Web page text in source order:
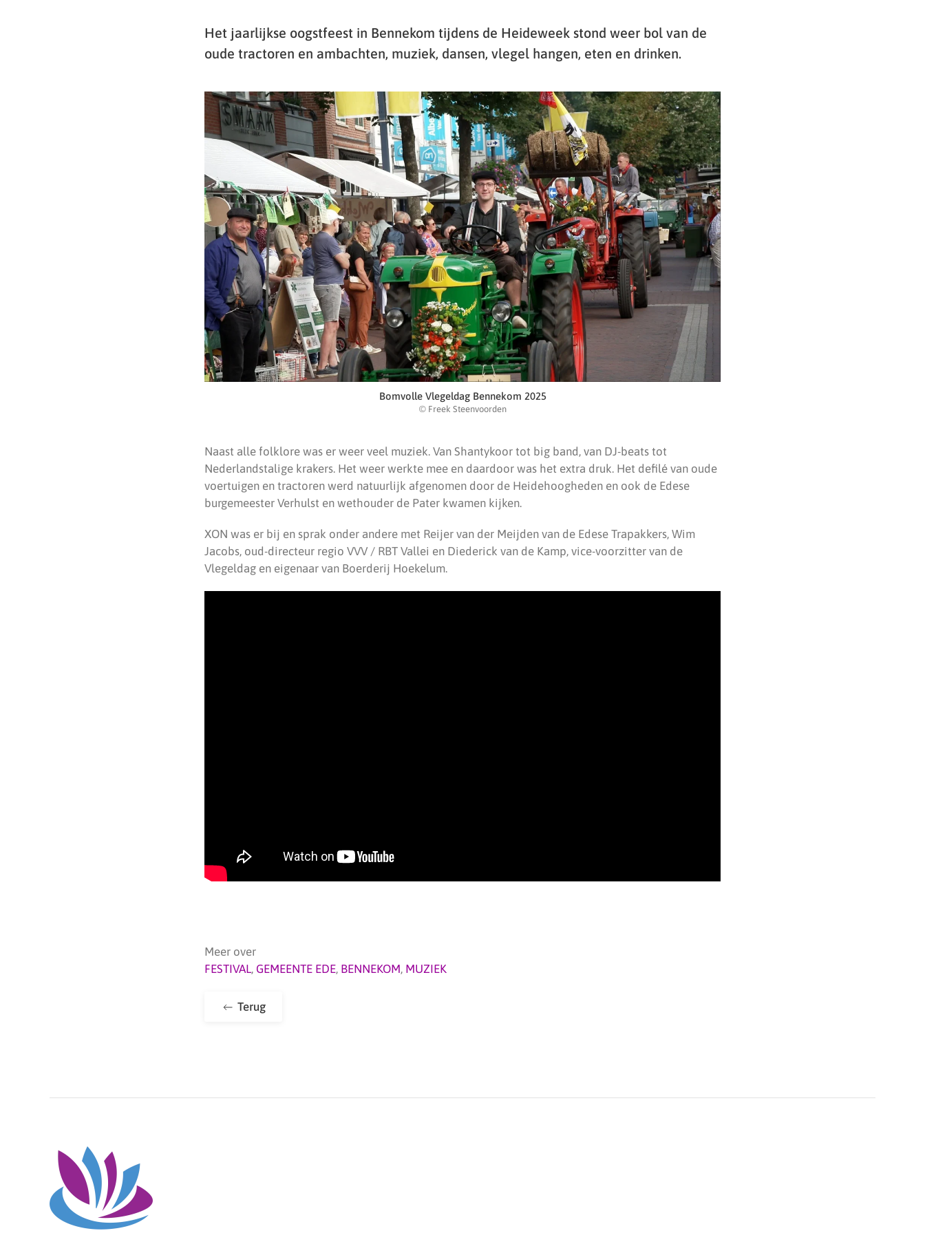
Het jaarlijkse oogstfeest in Bennekom tijdens de Heideweek stond weer bol van de
oude tractoren en ambachten, muziek, dansen, vlegel hangen, eten en drinken.
Bomvolle Vlegeldag Bennekom 2025
© Freek Steenvoorden
Naast alle folklore was er weer veel muziek. Van Shantykoor tot big band, van DJ-beats tot
Nederlandstalige krakers. Het weer werkte mee en daardoor was het extra druk. Het defilé van oude
voertuigen en tractoren werd natuurlijk afgenomen door de Heidehoogheden en ook de Edese
burgemeester Verhulst en wethouder de Pater kwamen kijken.
XON was er bij en sprak onder andere met Reijer van der Meijden van de Edese Trapakkers, Wim
Jacobs, oud-directeur regio VVV / RBT Vallei en Diederick van de Kamp, vice-voorzitter van de
Vlegeldag en eigenaar van Boerderij Hoekelum.
Meer over
FESTIVAL, GEMEENTE EDE, BENNEKOM, MUZIEK
Terug